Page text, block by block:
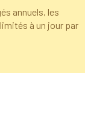
annuels, les
à un jour par